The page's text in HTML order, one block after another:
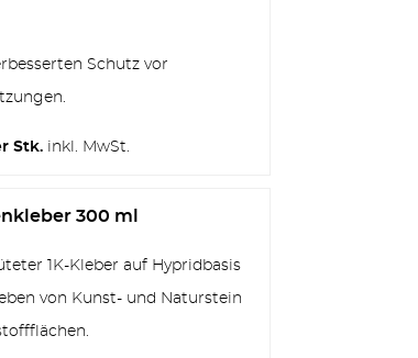
Schutz vor
Stk. inkl. MwSt.
300 ml
1K-Kleber auf Hypridbasis
von Kunst- und Naturstein